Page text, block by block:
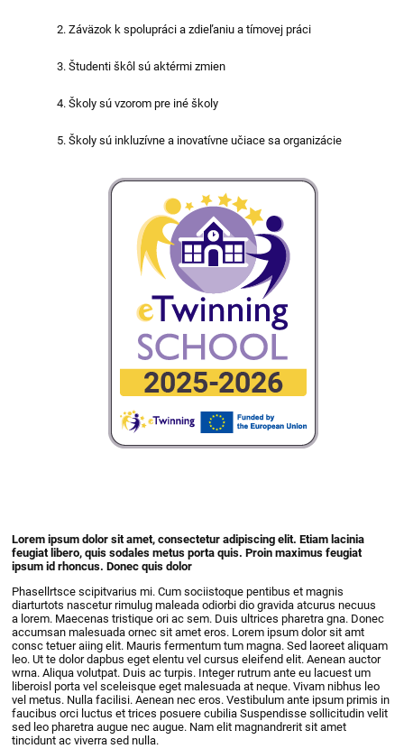
Záväzok k spolupráci a zdieľaniu a tímovej práci
Študenti škôl sú aktérmi zmien
Školy sú vzorom pre iné školy
Školy sú inkluzívne a inovatívne učiace sa organizácie
Lorem ipsum dolor sit amet, consectetur adipiscing elit. Etiam lacinia
feugiat libero, quis sodales metus porta quis. Proin maximus feugiat
ipsum id rhoncus. Donec quis dolor
Phasellrtsce scipitvarius mi. Cum sociistoque pentibus et magnis
diarturtots nascetur rimulug maleada odiorbi dio gravida atcurus necuus
a lorem. Maecenas tristique ori ac sem. Duis ultrices pharetra gna. Donec
accumsan malesuada ornec sit amet eros. Lorem ipsum dolor sit amt
consc tetuer aiing elit. Mauris fermentum tum magna. Sed laoreet aliquam
leo. Ut te dolor dapbus eget elentu vel cursus eleifend elit. Aenean auctor
wrna. Aliqua volutpat. Duis ac turpis. Integer rutrum ante eu lacuest um
liberoisl porta vel sceleisque eget malesuada at neque. Vivam nibhus leo
vel metus. Nulla facilisi. Aenean nec eros. Vestibulum ante ipsum primis in
faucibus orci luctus et trices posuere cubilia Suspendisse sollicitudin velit
sed leo pharetra augue nec augue. Nam elit magnandrerit sit amet
tincidunt ac viverra sed nulla.